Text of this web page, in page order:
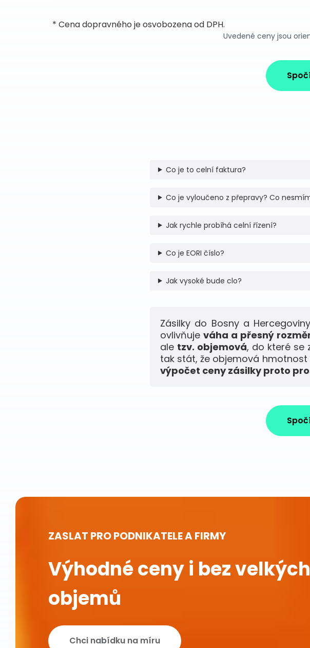
* Cena dopravného je osvobozena od DPH.
Uvedené ceny jsou
Co je to celní faktura?
Co je vyloučeno z přepravy? Co
Jak rychle probíhá celní řízení?
Co je EORI číslo?
Jak vysoké bude clo?
Zásilky do Bosny a
ovlivňuje váha a přesný
ale tzv. objemová, do které se
tak stát, že objemová hmotnost
výpočet ceny zásilky proto
ZASLAT PRO PODNIKATELE A FIRMY
Výhodné ceny i bez velkých
objemů
Chci nabídku na míru